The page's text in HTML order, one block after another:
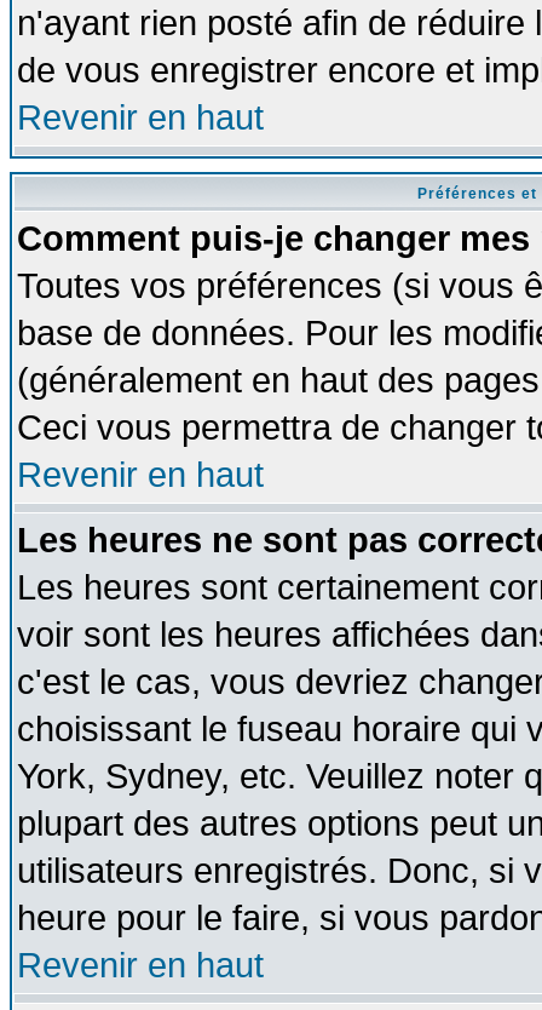
n'ayant rien posté afin de
de vous enregistrer encore et
Revenir en haut
Préférences
Comment puis-je changer mes
Toutes vos préférences (si vous
base de données. Pour les
(généralement en haut des
Ceci vous permettra de changer
Revenir en haut
Les heures ne sont pas
Les heures sont certainement
voir sont les heures affichées
c'est le cas, vous devriez
choisissant le fuseau horaire qui
York, Sydney, etc. Veuillez noter
plupart des autres options peut
utilisateurs enregistrés. Donc, si
heure pour le faire, si vous
Revenir en haut